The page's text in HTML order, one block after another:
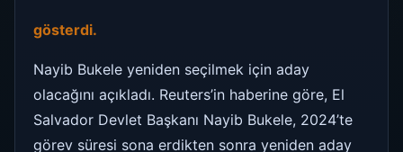
gösterdi.
Nayib Bukele yeniden seçilmek için aday
olacağını açıkladı. Reuters’in haberine göre, El
Salvador Devlet Başkanı Nayib Bukele, 2024’te
görev süresi sona erdikten sonra yeniden aday